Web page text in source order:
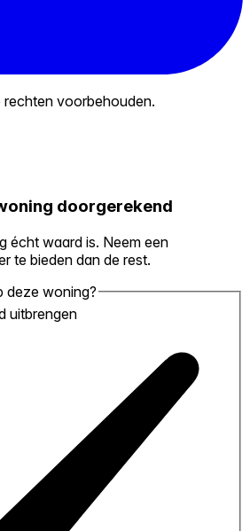
voorbehouden.
doorgerekend
écht waard is. Neem een
te bieden dan de rest.
deze woning?
uitbrengen